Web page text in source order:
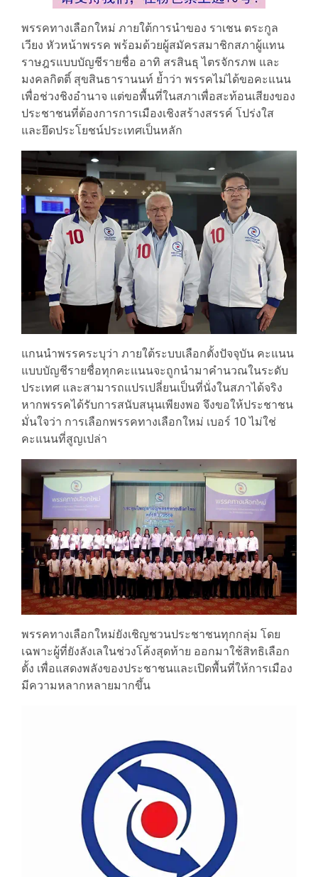
พรรคทางเลือกใหม่ ภายใต้การนำของ ราเชน ตระกูล
เวียง หัวหน้าพรรค พร้อมด้วยผู้สมัครสมาชิกสภาผู้แทน
ราษฎรแบบบัญชีรายชื่อ อาทิ สรสินธุ ไตรจักรภพ และ
มงคลกิตติ์ สุขสินธารานนท์ ย้ำว่า พรรคไม่ได้ขอคะแนน
เพื่อช่วงชิงอำนาจ แต่ขอพื้นที่ในสภาเพื่อสะท้อนเสียงของ
ประชาชนที่ต้องการการเมืองเชิงสร้างสรรค์ โปร่งใส
และยึดประโยชน์ประเทศเป็นหลัก
แกนนำพรรคระบุว่า ภายใต้ระบบเลือกตั้งปัจจุบัน คะแนน
แบบบัญชีรายชื่อทุกคะแนนจะถูกนำมาคำนวณในระดับ
ประเทศ และสามารถแปรเปลี่ยนเป็นที่นั่งในสภาได้จริง
หากพรรคได้รับการสนับสนุนเพียงพอ จึงขอให้ประชาชน
มั่นใจว่า การเลือกพรรคทางเลือกใหม่ เบอร์ 10 ไม่ใช่
คะแนนที่สูญเปล่า
พรรคทางเลือกใหม่ยังเชิญชวนประชาชนทุกกลุ่ม โดย
เฉพาะผู้ที่ยังลังเลในช่วงโค้งสุดท้าย ออกมาใช้สิทธิเลือก
ตั้ง เพื่อแสดงพลังของประชาชนและเปิดพื้นที่ให้การเมือง
มีความหลากหลายมากขึ้น